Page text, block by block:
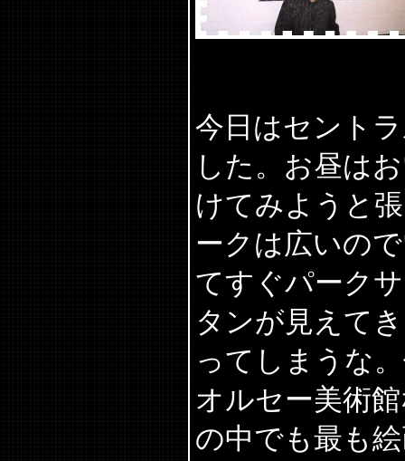
今日はセント
した。お昼は
けてみようと
ークは広いの
てすぐパーク
タンが見えて
ってしまうな
オルセー美術
の中でも最も